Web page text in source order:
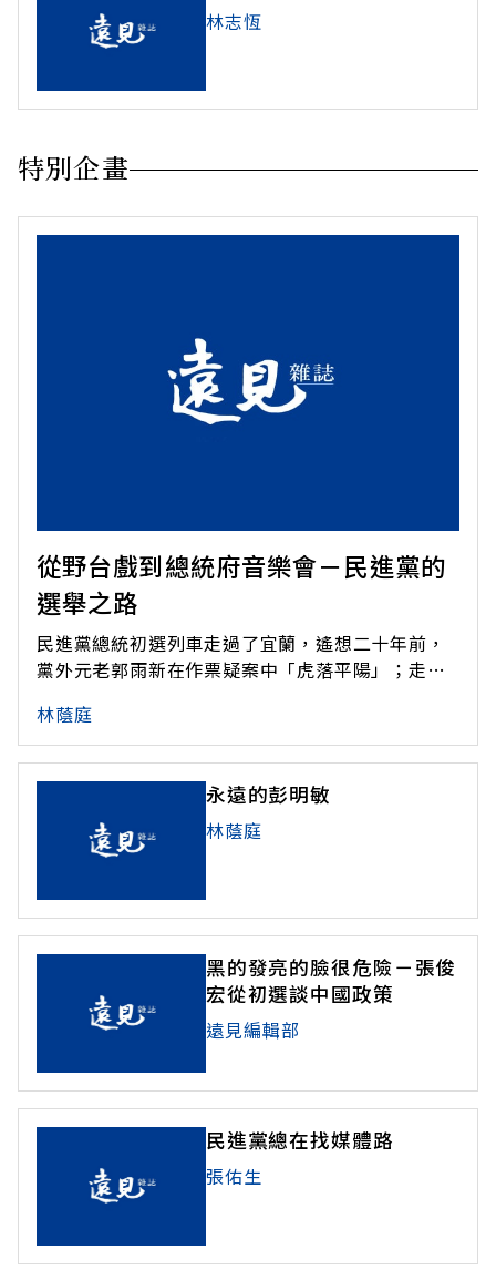
林志恆
特別企畫
從野台戲到總統府音樂會－民進黨的
選舉之路
民進黨總統初選列車走過了宜蘭，遙想二十年前，
黨外元老郭雨新在作票疑案中「虎落平陽」；走過
吼；走過了台北市，十五年前，美麗島受刑人家屬
周清玉代夫出征，眼淚淹沒了群眾……。而今重回
舊地，民進黨已是擁有五十二席立委、六席縣市
長、全國三成五選票、並掌握首都執政權的
林蔭庭
永遠的彭明敏
林蔭庭
黑的發亮的臉很危險－張俊
宏從初選談中國政策
遠見編輯部
民進黨總在找媒體路
張佑生